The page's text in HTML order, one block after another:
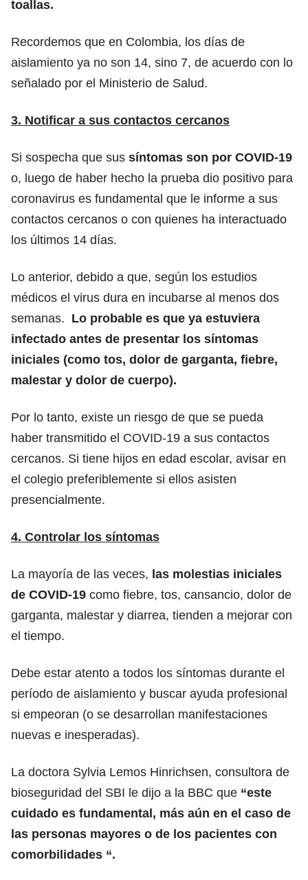
toallas.
Recordemos que en Colombia, los días de
aislamiento ya no son 14, sino 7, de acuerdo con lo
señalado por el Ministerio de Salud.
3. Notificar a sus contactos cercanos
Si sospecha que sus síntomas son por COVID-19
o, luego de haber hecho la prueba dio positivo para
coronavirus es fundamental que le informe a sus
contactos cercanos o con quienes ha interactuado
los últimos 14 días.
Lo anterior, debido a que, según los estudios
médicos el virus dura en incubarse al menos dos
semanas. Lo probable es que ya estuviera
infectado antes de presentar los síntomas
iniciales (como tos, dolor de garganta, fiebre,
malestar y dolor de cuerpo).
Por lo tanto, existe un riesgo de que se pueda
haber transmitido el COVID-19 a sus contactos
cercanos. Si tiene hijos en edad escolar, avisar en
el colegio preferiblemente si ellos asisten
presencialmente.
4. Controlar los síntomas
La mayoría de las veces, las molestias iniciales
de COVID-19 como fiebre, tos, cansancio, dolor de
garganta, malestar y diarrea, tienden a mejorar con
el tiempo.
Debe estar atento a todos los síntomas durante el
período de aislamiento y buscar ayuda profesional
si empeoran (o se desarrollan manifestaciones
nuevas e inesperadas).
La doctora Sylvia Lemos Hinrichsen, consultora de
bioseguridad del SBI le dijo a la BBC que “este
cuidado es fundamental, más aún en el caso de
las personas mayores o de los pacientes con
comorbilidades “.